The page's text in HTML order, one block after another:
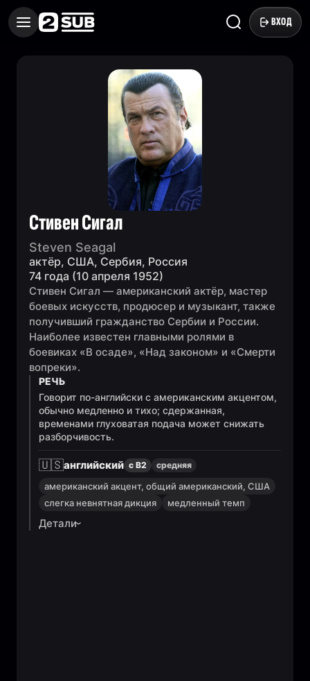
ВХОД
Стивен Сигал
Steven Seagal
актёр, США, Сербия, Россия
74 года (10 апреля 1952)
Стивен Сигал — американский актёр, мастер
боевых искусств, продюсер и музыкант, также
получивший гражданство Сербии и России.
Наиболее известен главными ролями в
боевиках «В осаде», «Над законом» и «Смерти
вопреки».
РЕЧЬ
Говорит по-английски с американским акцентом,
обычно медленно и тихо; сдержанная,
временами глуховатая подача может снижать
разборчивость.
🇺🇸английский с B2 средняя
американский акцент, общий американский, США
слегка невнятная дикция
медленный темп
Детали